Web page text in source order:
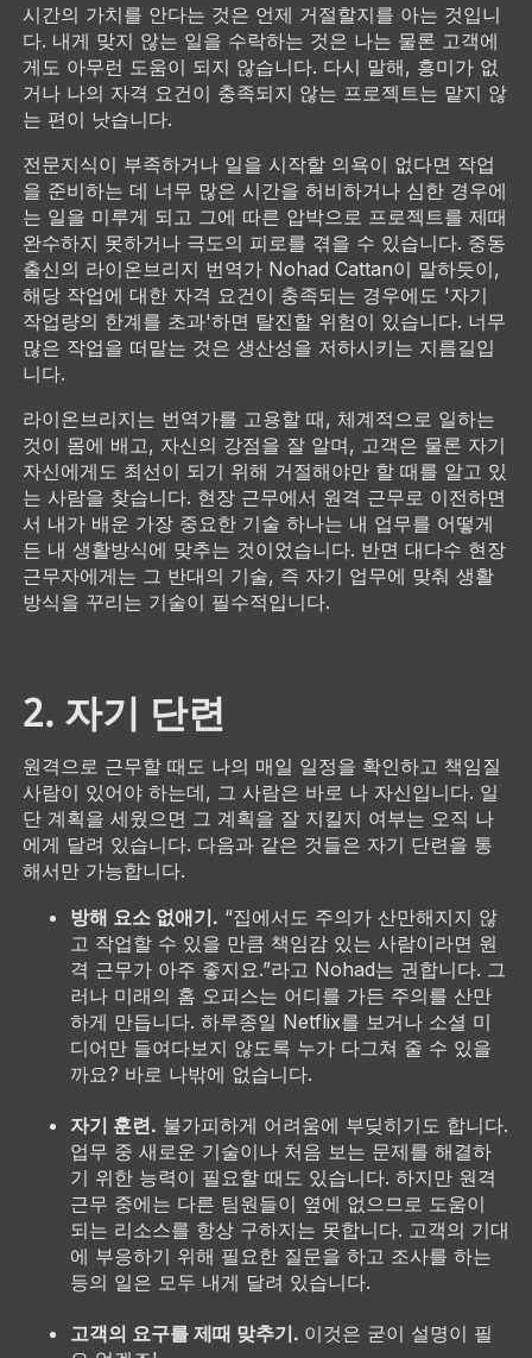
시간의 가치를 안다는 것은 언제 거절할지를 아는 것입니
다. 내게 맞지 않는 일을 수락하는 것은 나는 물론 고객에
게도 아무런 도움이 되지 않습니다. 다시 말해, 흥미가 없
거나 나의 자격 요건이 충족되지 않는 프로젝트는 맡지 않
는 편이 낫습니다.
전문지식이 부족하거나 일을 시작할 의욕이 없다면 작업
을 준비하는 데 너무 많은 시간을 허비하거나 심한 경우에
는 일을 미루게 되고 그에 따른 압박으로 프로젝트를 제때
완수하지 못하거나 극도의 피로를 겪을 수 있습니다. 중동
출신의 라이온브리지 번역가 Nohad Cattan이 말하듯이,
해당 작업에 대한 자격 요건이 충족되는 경우에도 '자기
작업량의 한계를 초과'하면 탈진할 위험이 있습니다. 너무
많은 작업을 떠맡는 것은 생산성을 저하시키는 지름길입
니다.
라이온브리지는 번역가를 고용할 때, 체계적으로 일하는
것이 몸에 배고, 자신의 강점을 잘 알며, 고객은 물론 자기
자신에게도 최선이 되기 위해 거절해야만 할 때를 알고 있
는 사람을 찾습니다. 현장 근무에서 원격 근무로 이전하면
서 내가 배운 가장 중요한 기술 하나는 내 업무를 어떻게
든 내 생활방식에 맞추는 것이었습니다. 반면 대다수 현장
근무자에게는 그 반대의 기술, 즉 자기 업무에 맞춰 생활
방식을 꾸리는 기술이 필수적입니다.
2. 자기 단련
원격으로 근무할 때도 나의 매일 일정을 확인하고 책임질
사람이 있어야 하는데, 그 사람은 바로 나 자신입니다. 일
단 계획을 세웠으면 그 계획을 잘 지킬지 여부는 오직 나
에게 달려 있습니다. 다음과 같은 것들은 자기 단련을 통
해서만 가능합니다.
방해 요소 없애기. “집에서도 주의가 산만해지지 않
고 작업할 수 있을 만큼 책임감 있는 사람이라면 원
격 근무가 아주 좋지요.”라고 Nohad는 권합니다. 그
러나 미래의 홈 오피스는 어디를 가든 주의를 산만
하게 만듭니다. 하루종일 Netflix를 보거나 소셜 미
디어만 들여다보지 않도록 누가 다그쳐 줄 수 있을
까요? 바로 나밖에 없습니다.
자기 훈련. 불가피하게 어려움에 부딪히기도 합니다.
업무 중 새로운 기술이나 처음 보는 문제를 해결하
기 위한 능력이 필요할 때도 있습니다. 하지만 원격
근무 중에는 다른 팀원들이 옆에 없으므로 도움이
되는 리소스를 항상 구하지는 못합니다. 고객의 기대
에 부응하기 위해 필요한 질문을 하고 조사를 하는
등의 일은 모두 내게 달려 있습니다.
고객의 요구를 제때 맞추기. 이것은 굳이 설명이 필